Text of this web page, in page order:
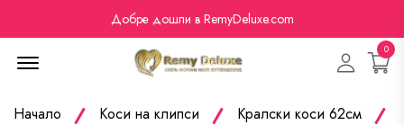
Добре дошли в RemyDeluxe.com
0
Начало Коси на клипси Кралски коси 62см